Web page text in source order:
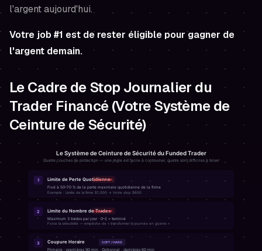
l'argentaujourd'hui.
Votre job #1 est de rester éligible pour gagner de
l'argent demain.
Le Cadre de Stop Journalier du
Trader Financé (Votre Système de
Ceinture de Sécurité)